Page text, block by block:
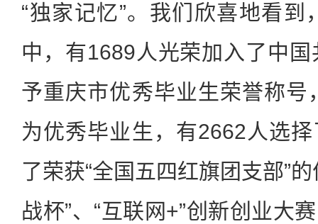
“独家记忆”。我们欣喜地看
中，有1689人光荣加入了中
予重庆市优秀毕业生荣誉称号
为优秀毕业生，有2662人选
了荣获“全国五四红旗团支部”
战杯”、“互联网+”创新创业大